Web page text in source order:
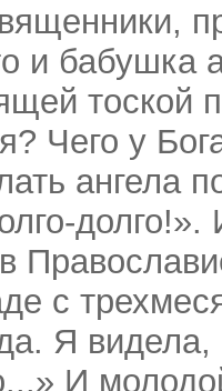
и бабушка
тоской
Чего у
ангела
с
Я видела,
И